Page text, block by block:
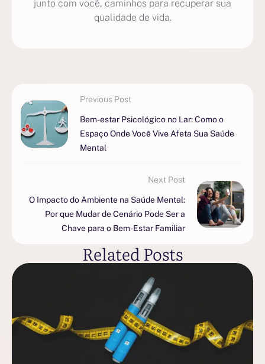
junto com você, caminhos para recuperar sua
qualidade de vida.
Previous Post
Bem-estar Psicológico no Lar: Como o
Espaço Onde Você Vive Afeta Sua Saúde
Mental
Next Post
O Impacto do Ambiente na Saúde Mental:
Por que Mudar de Cenário Pode Ser a
Chave para o Bem-Estar Familiar
Related Posts